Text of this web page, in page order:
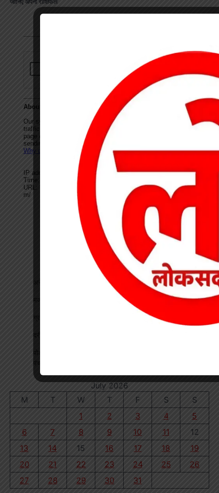
जानिए अपना राशिफल
अनेक मांगों को लेकर एनएसयूआई ने किया चक्का जाम प्रदर्शन देखें
मजाक बना हादसा, 10 वर्षीय मासूम की मौत
July 2026
M
T W T F S
S
1
2 3 4
5
6
7 8 9 10 11
12
13
14 15 16 17 18
19
20
21 22 23 24 25
26
27
28 29 30 31